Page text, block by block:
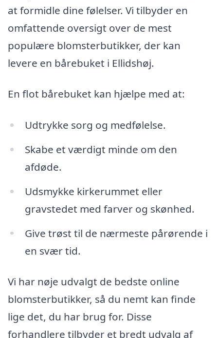
at formidle dine følelser. Vi tilbyder en
omfattende oversigt over de mest
populære blomsterbutikker, der kan
levere en bårebuket i Ellidshøj.
En flot bårebuket kan hjælpe med at:
Udtrykke sorg og medfølelse.
Skabe et værdigt minde om den
afdøde.
Udsmykke kirkerummet eller
gravstedet med farver og skønhed.
Give trøst til de nærmeste pårørende i
en svær tid.
Vi har nøje udvalgt de bedste online
blomsterbutikker, så du nemt kan finde
lige det, du har brug for. Disse
forhandlere tilbyder et bredt udvalg af